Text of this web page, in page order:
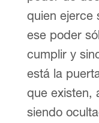
quien ejerce
ese poder
cumplir y
está la
que existen,
siendo